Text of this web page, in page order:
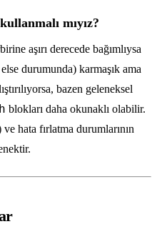
mıyız?
aşırı derecede bağımlıysa
durumunda) karmaşık ama
bazen geleneksel
blokları daha okunaklı olabilir.
hata fırlatma durumlarının